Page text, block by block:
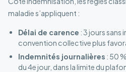
maladie s’appliquent :
Délai de carence : 3 jours sans
convention collective plus
Indemnités journalières : 50
du 4e jour, dans la limite du